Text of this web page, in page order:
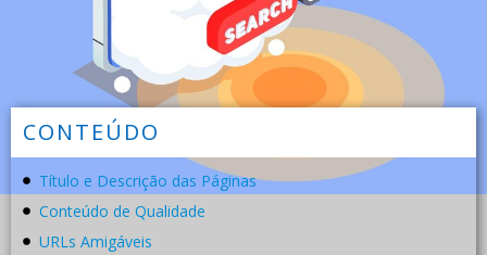
CONTEÚDO
Título e Descrição das Páginas
Conteúdo de Qualidade
URLs Amigáveis